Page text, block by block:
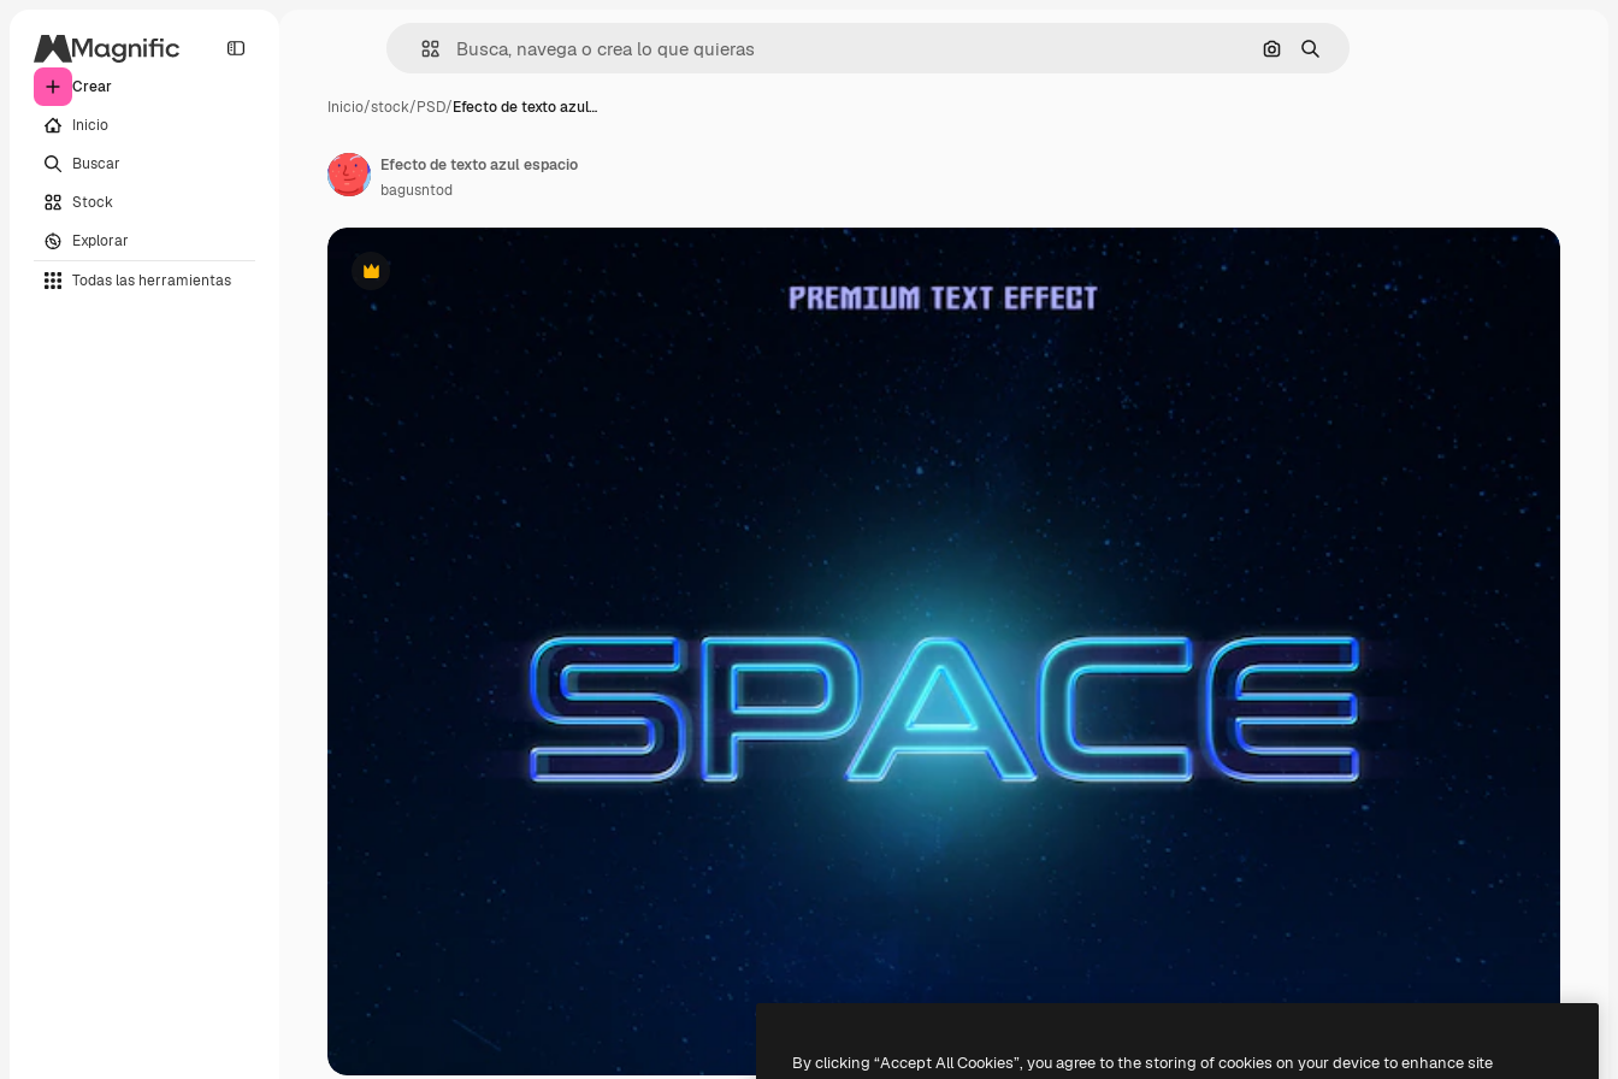
Crear
Inicio
Buscar
Stock
Explorar
Todas las herramientas
Buscar por imagen
Buscar
Inicio/stock/PSD/Efecto de texto azul…
Premium
Efecto de texto azul espacio
bagusntod
By clicking “Accept All Cookies”, you agree to the storing of cookies on your device to enhance site